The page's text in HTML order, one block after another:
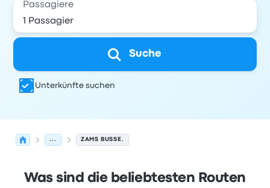
Passagiere
Suche
Unterkünfte suchen
... ZAMS BUSSE.
Was sind die beliebtesten Routen